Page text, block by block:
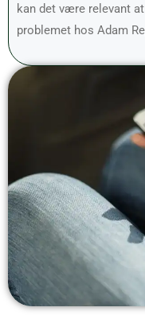
kan det være relevant at
problemet hos Adam